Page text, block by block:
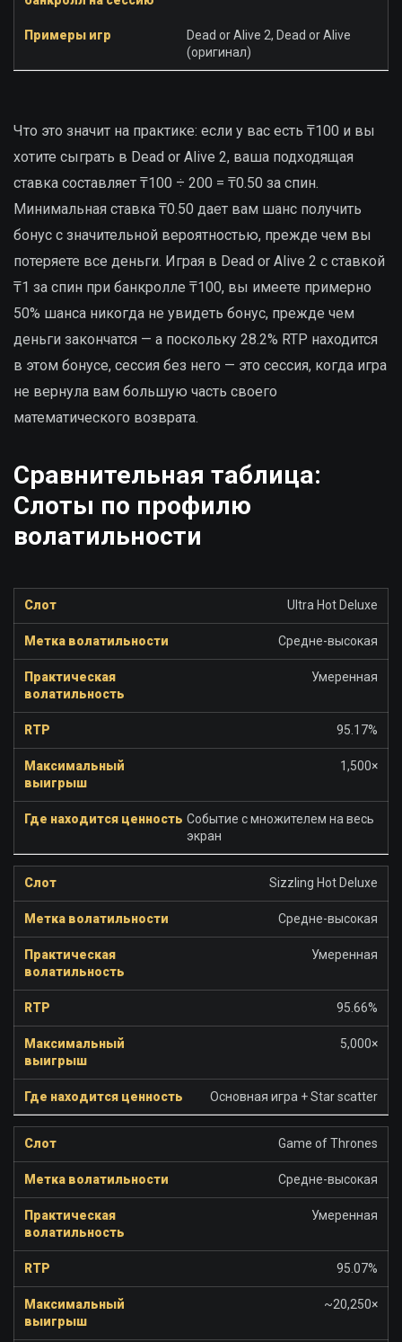
Dead or Alive 2, Dead or Alive
(оригинал)
Что это значит на практике: если у вас есть ₸100 и вы
хотите сыграть в Dead or Alive 2, ваша подходящая
ставка составляет ₸100 ÷ 200 = ₸0.50 за спин.
Минимальная ставка ₸0.50 дает вам шанс получить
бонус с значительной вероятностью, прежде чем вы
потеряете все деньги. Играя в Dead or Alive 2 с ставкой
₸1 за спин при банкролле ₸100, вы имеете примерно
50% шанса никогда не увидеть бонус, прежде чем
деньги закончатся — а поскольку 28.2% RTP находится
в этом бонусе, сессия без него — это сессия, когда игра
не вернула вам большую часть своего
математического возврата.
Сравнительная таблица:
Слоты по профилю
волатильности
Ultra Hot Deluxe
Средне-высокая
Умеренная
95.17%
1,500×
Событие с множителем на весь
экран
Sizzling Hot Deluxe
Средне-высокая
Умеренная
95.66%
5,000×
Основная игра + Star scatter
Game of Thrones
Средне-высокая
Умеренная
95.07%
~20,250×